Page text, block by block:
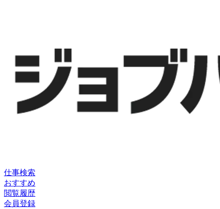
仕事検索
おすすめ
閲覧履歴
会員登録